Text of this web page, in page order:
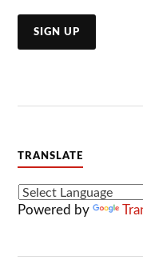
TRANSLATE
Powered by